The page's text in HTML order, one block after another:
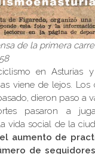
de la primera
en Asturias y
viene de lejos.
dieron paso a
pasaron a
vida social de la
aumento de
de seguidores